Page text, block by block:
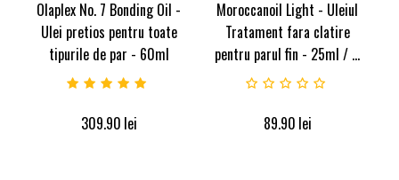
Olaplex No. 7 Bonding Oil -
Ulei pretios pentru toate
tipurile de par - 60ml
309.90 lei
Moroccanoil Light - Uleiul
Tratament fara clatire
pentru parul fin - 25ml / ...
89.90 lei